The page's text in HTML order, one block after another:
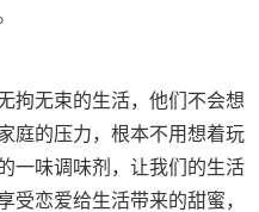
拘无束的生活，他们不会想
庭的压力，根本不用想着玩
一味调味剂，让我们的生活
受恋爱给生活带来的甜蜜，